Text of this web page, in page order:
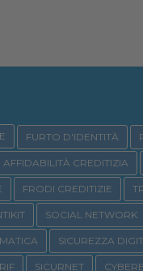
FURTO D'IDENTITÀ
AFFIDABILITÀ CREDITIZIA
FRODI CREDITIZIE
SOCIAL NETWORK
SICUREZZA
SICURNET